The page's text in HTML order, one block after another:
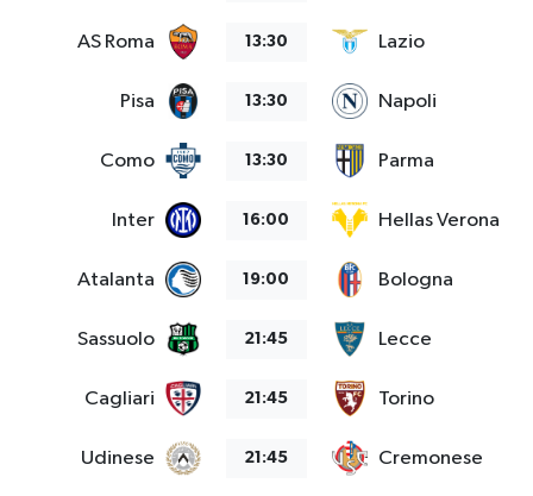
AS Roma 13:30 Lazio
Pisa 13:30 Napoli
Como 13:30 Parma
Inter 16:00 Hellas Verona
Atalanta 19:00 Bologna
Sassuolo 21:45 Lecce
Cagliari 21:45 Torino
Udinese 21:45 Cremonese